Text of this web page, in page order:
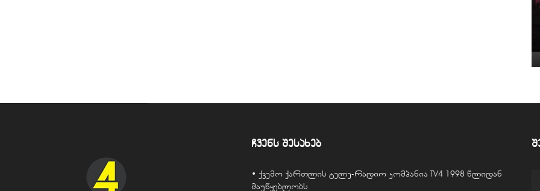
ჩვენს შესახებ
• ქვემო ქართლის ტელე-რადიო კომპანია TV4 1998 წლიდან
მაუწყებლობს